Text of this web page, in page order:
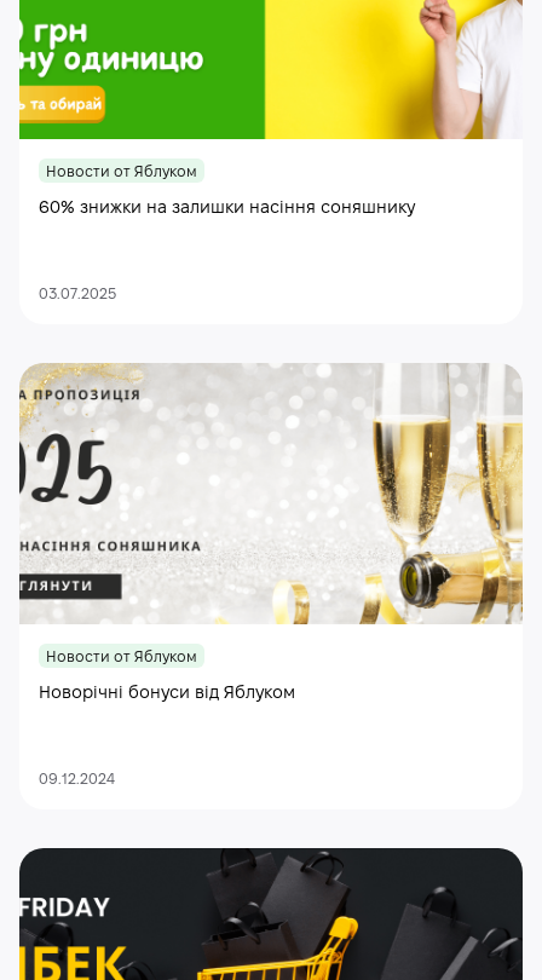
Новости от Яблуком
60% знижки на залишки насіння соняшнику
03.07.2025
Новости от Яблуком
Новорічні бонуси від Яблуком
09.12.2024